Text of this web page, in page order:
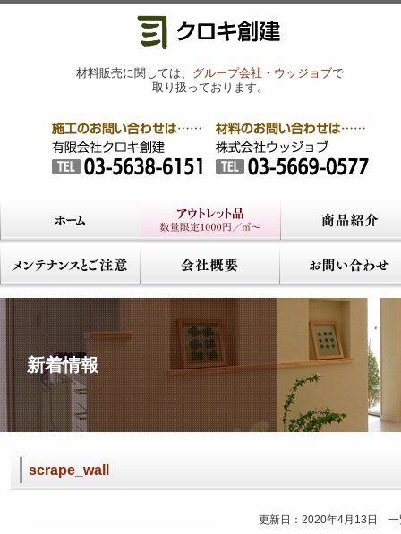
材料販売に関しては、 グループ会社・ウッジョブで
取り扱っております。
新着情報
scrape_wall
更新日：2020年4月13日 一